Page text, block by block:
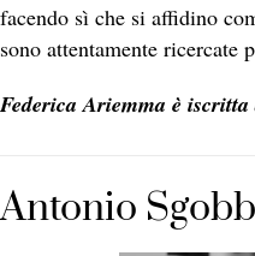
facendo sì che si affidino
sono attentamente ricercate
Federica Ariemma è
Antonio